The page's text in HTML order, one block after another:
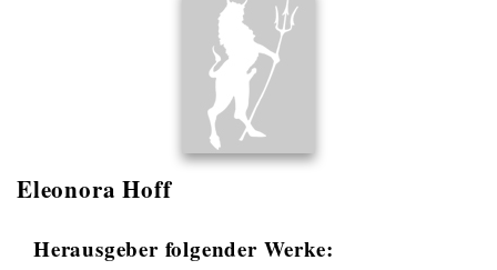
Eleonora Hoff
Herausgeber folgender Werke: